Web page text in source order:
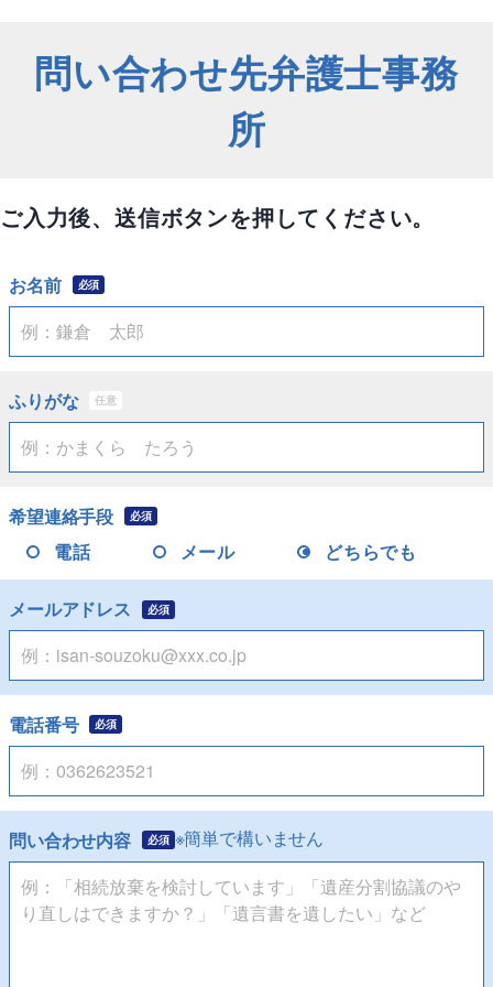
問い合わせ先弁護士事務
所
ご入力後、送信ボタンを押してください。
お名前 必須
ふりがな 任意
希望連絡手段 必須
電話 メール どちらでも
メールアドレス 必須
電話番号 必須
問い合わせ内容 必須 ※簡単で構いません